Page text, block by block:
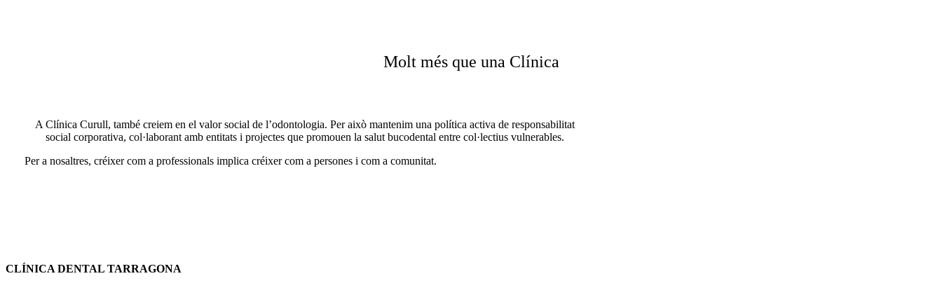
Molt més que una Clínica
A Clínica Curull, també creiem en el valor social de l’odontologia. Per això mantenim una política activa de responsabilitat
social corporativa, col·laborant amb entitats i projectes que promouen la salut bucodental entre col·lectius vulnerables.
Per a nosaltres, créixer com a professionals implica créixer com a persones i com a comunitat.
CLÍNICA DENTAL TARRAGONA